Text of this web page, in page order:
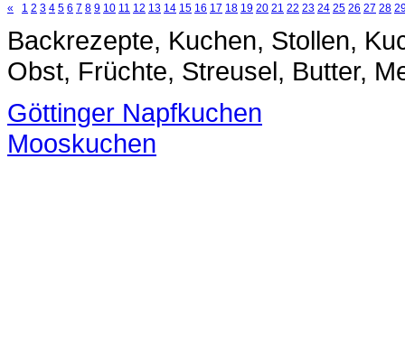
«
1 2 3 4 5 6 7 8 9 10 11 12 13 14 15 16 17 18 19 20 21 22 23 24 25 26 27 28
Backrezepte, Kuchen, Stollen,
Obst, Früchte, Streusel, Butter,
Göttinger Napfkuchen
Mooskuchen